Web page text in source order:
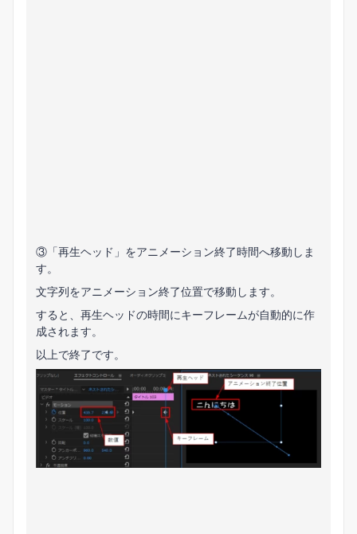
③「再生ヘッド」をアニメーション終了時間へ移動しま
す。
文字列をアニメーション終了位置で移動します。
すると、再生ヘッドの時間にキーフレームが自動的に作
成されます。
以上で終了です。